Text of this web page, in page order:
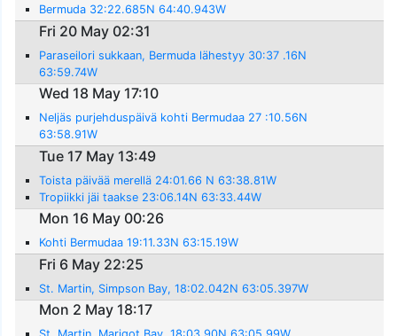
Bermuda 32:22.685N 64:40.943W
Fri 20 May 02:31
Paraseilori sukkaan, Bermuda lähestyy 30:37 .16N
63:59.74W
Wed 18 May 17:10
Neljäs purjehduspäivä kohti Bermudaa 27 :10.56N
63:58.91W
Tue 17 May 13:49
Toista päivää merellä 24:01.66 N 63:38.81W
Tropiikki jäi taakse 23:06.14N 63:33.44W
Mon 16 May 00:26
Kohti Bermudaa 19:11.33N 63:15.19W
Fri 6 May 22:25
St. Martin, Simpson Bay, 18:02.042N 63:05.397W
Mon 2 May 18:17